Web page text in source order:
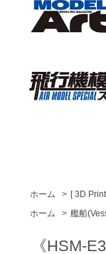
ホーム > [ 3D
ホーム
> 艦船
《HSM-